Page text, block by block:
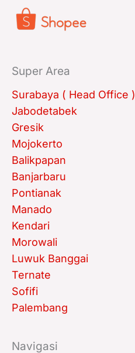
Super Area
Surabaya ( Head Office )
Jabodetabek
Gresik
Mojokerto
Balikpapan
Banjarbaru
Pontianak
Manado
Kendari
Morowali
Luwuk Banggai
Ternate
Sofifi
Palembang
Navigasi